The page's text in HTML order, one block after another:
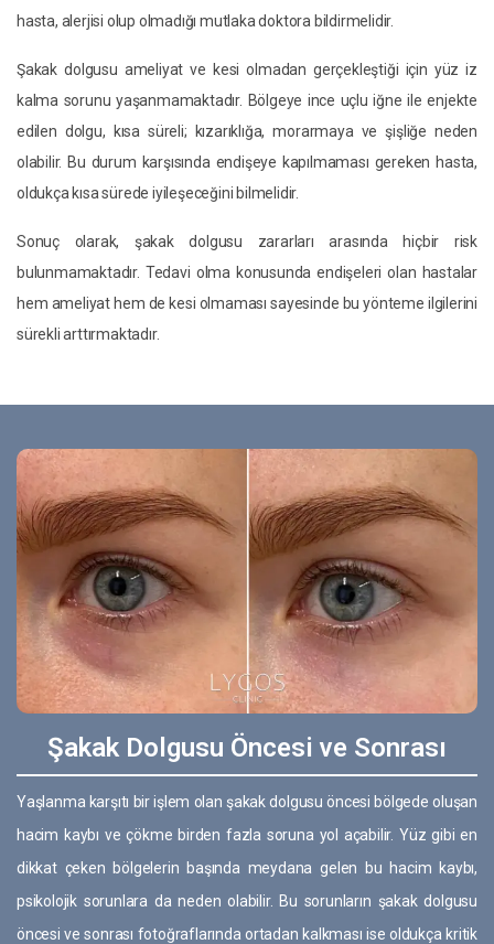
hasta, alerjisi olup olmadığı mutlaka doktora bildirmelidir.
Şakak dolgusu ameliyat ve kesi olmadan gerçekleştiği için yüz iz
kalma sorunu yaşanmamaktadır. Bölgeye ince uçlu iğne ile enjekte
edilen dolgu, kısa süreli; kızarıklığa, morarmaya ve şişliğe neden
olabilir. Bu durum karşısında endişeye kapılmaması gereken hasta,
oldukça kısa sürede iyileşeceğini bilmelidir.
Sonuç olarak, şakak dolgusu zararları arasında hiçbir risk
bulunmamaktadır. Tedavi olma konusunda endişeleri olan hastalar
hem ameliyat hem de kesi olmaması sayesinde bu yönteme ilgilerini
sürekli arttırmaktadır.
Şakak Dolgusu Öncesi ve Sonrası
Yaşlanma karşıtı bir işlem olan şakak dolgusu öncesi bölgede oluşan
hacim kaybı ve çökme birden fazla soruna yol açabilir. Yüz gibi en
dikkat çeken bölgelerin başında meydana gelen bu hacim kaybı,
psikolojik sorunlara da neden olabilir. Bu sorunların şakak dolgusu
öncesi ve sonrası fotoğraflarında ortadan kalkması ise oldukça kritik